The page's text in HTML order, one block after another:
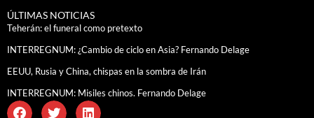
ÚLTIMAS NOTICIAS
Teherán: el funeral como pretexto
INTERREGNUM: ¿Cambio de ciclo en Asia? Fernando Delage
EEUU, Rusia y China, chispas en la sombra de Irán
INTERREGNUM: Misiles chinos. Fernando Delage